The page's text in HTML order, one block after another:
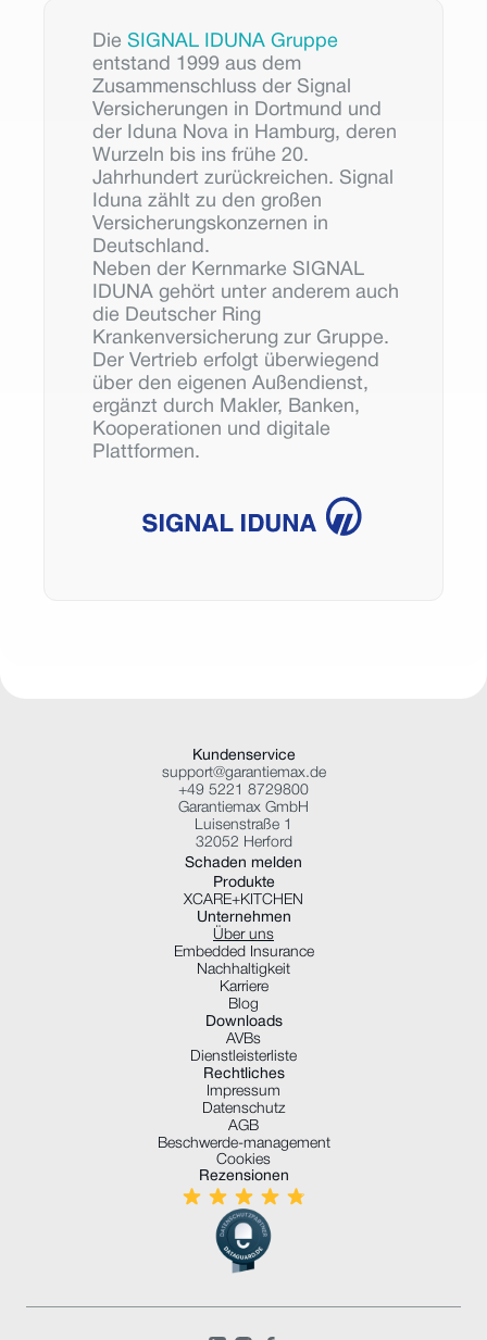
Die SIGNAL IDUNA Gruppe
entstand 1999 aus dem
Zusammenschluss der Signal
Versicherungen in Dortmund und
der Iduna Nova in Hamburg, deren
Wurzeln bis ins frühe 20.
Jahrhundert zurückreichen. Signal
Iduna zählt zu den großen
Versicherungskonzernen in
Deutschland.
Neben der Kernmarke SIGNAL
IDUNA gehört unter anderem auch
die Deutscher Ring
Krankenversicherung zur Gruppe.
Der Vertrieb erfolgt überwiegend
über den eigenen Außendienst,
ergänzt durch Makler, Banken,
Kooperationen und digitale
Plattformen.
Kundenservice
support@garantiemax.de
+49 5221 8729800
Garantiemax GmbH
Luisenstraße 1
32052 Herford
Schaden melden
Produkte
XCARE+KITCHEN
Unternehmen
Über uns
Embedded Insurance
Nachhaltigkeit
Karriere
Blog
Downloads
AVBs
Dienstleisterliste
Rechtliches
Impressum
Datenschutz
AGB
Beschwerde-management
Cookies
Rezensionen